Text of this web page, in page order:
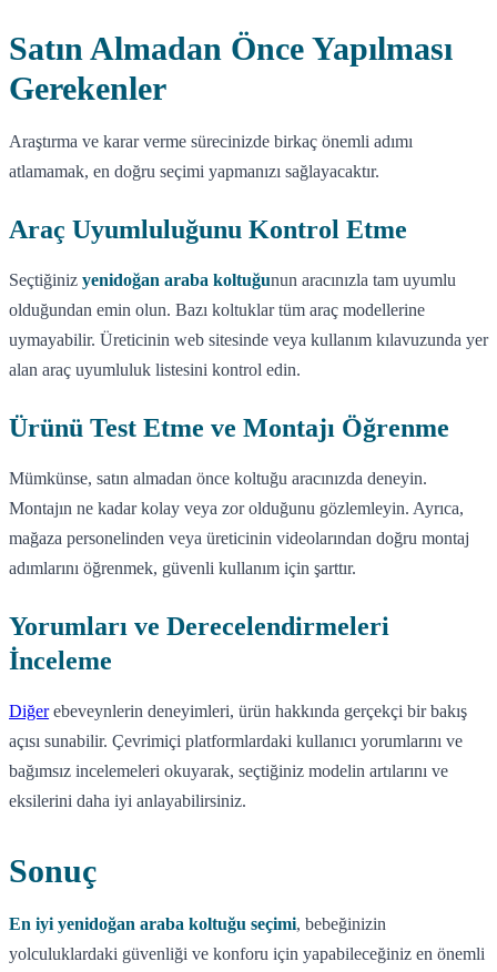
Satın Almadan Önce Yapılması
Gerekenler
Araştırma ve karar verme sürecinizde birkaç önemli adımı
atlamamak, en doğru seçimi yapmanızı sağlayacaktır.
Araç Uyumluluğunu Kontrol Etme
Seçtiğiniz yenidoğan araba koltuğunun aracınızla tam uyumlu
olduğundan emin olun. Bazı koltuklar tüm araç modellerine
uymayabilir. Üreticinin web sitesinde veya kullanım kılavuzunda yer
alan araç uyumluluk listesini kontrol edin.
Ürünü Test Etme ve Montajı Öğrenme
Mümkünse, satın almadan önce koltuğu aracınızda deneyin.
Montajın ne kadar kolay veya zor olduğunu gözlemleyin. Ayrıca,
mağaza personelinden veya üreticinin videolarından doğru montaj
adımlarını öğrenmek, güvenli kullanım için şarttır.
Yorumları ve Derecelendirmeleri
İnceleme
Diğerebeveynlerin deneyimleri, ürün hakkında gerçekçi bir bakış
açısı sunabilir. Çevrimiçi platformlardaki kullanıcı yorumlarını ve
bağımsız incelemeleri okuyarak, seçtiğiniz modelin artılarını ve
eksilerini daha iyi anlayabilirsiniz.
Sonuç
En iyi yenidoğan araba koltuğu seçimi, bebeğinizin
yolculuklardaki güvenliği ve konforu için yapabileceğiniz en önemli